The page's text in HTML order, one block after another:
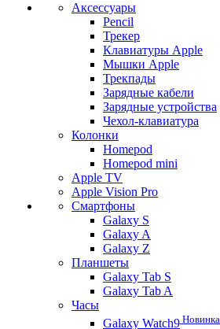
Аксессуары
Pencil
Трекер
Клавиатуры Apple
Мышки Apple
Трекпады
Зарядные кабели
Зарядные устройства
Чехол-клавиатура
Колонки
Homepod
Homepod mini
Apple TV
Apple Vision Pro
Смартфоны
Galaxy S
Galaxy A
Galaxy Z
Планшеты
Galaxy Tab S
Galaxy Tab A
Часы
Galaxy Watch9 Новинка